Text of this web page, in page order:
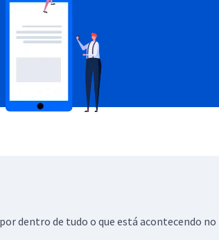
dentro de tudo o que está acontecendo no